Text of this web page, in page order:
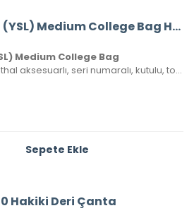
Yves Saint Laurent (YSL) Medium College Bag Havyar Deri
Medium College Bag
%100 Hakiki Havyar deri, ithal aksesuarlı, seri numaralı, kutulu, toz torbalı ve sertifikalı olarak gönderilecektir.
Sepete Ekle
Hakiki Deri Çanta